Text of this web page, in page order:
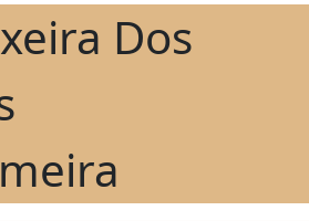
Dos